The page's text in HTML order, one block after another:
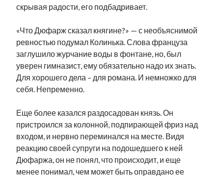
скрывая радости, его подбадривает.
«Что Дюфарж сказал княгине?» — с необъяснимой
ревностью подумал Колинька. Слова француза
заглушило журчание воды в фонтане, но, был
уверен гимназист, ему обязательно надо их знать.
Для хорошего дела – для романа. И немножко для
себя. Непременно.
Еще более казался раздосадован князь. Он
пристроился за колонной, подпирающей фриз над
входом, и нервно переминался на месте. Видя
реакцию своей супруги на подошедшего к ней
Дюфаржа, он не понял, что происходит, и еще
менее понимал, чем может быть оправдано ее